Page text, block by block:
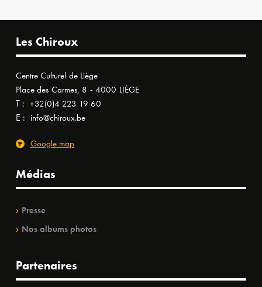
Les Chiroux
Centre Culturel de Liège
Place des Carmes, 8 - 4000 LIÈGE
T : +32(0)4 223 19 60
E : info@chiroux.be
Google map
Médias
Presse
Nos albums photos
Partenaires